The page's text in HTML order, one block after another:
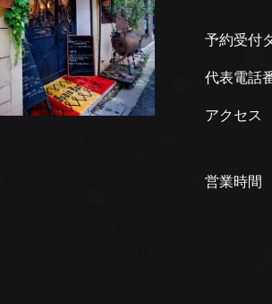
予約受付
代表電話
アクセス
営業時間